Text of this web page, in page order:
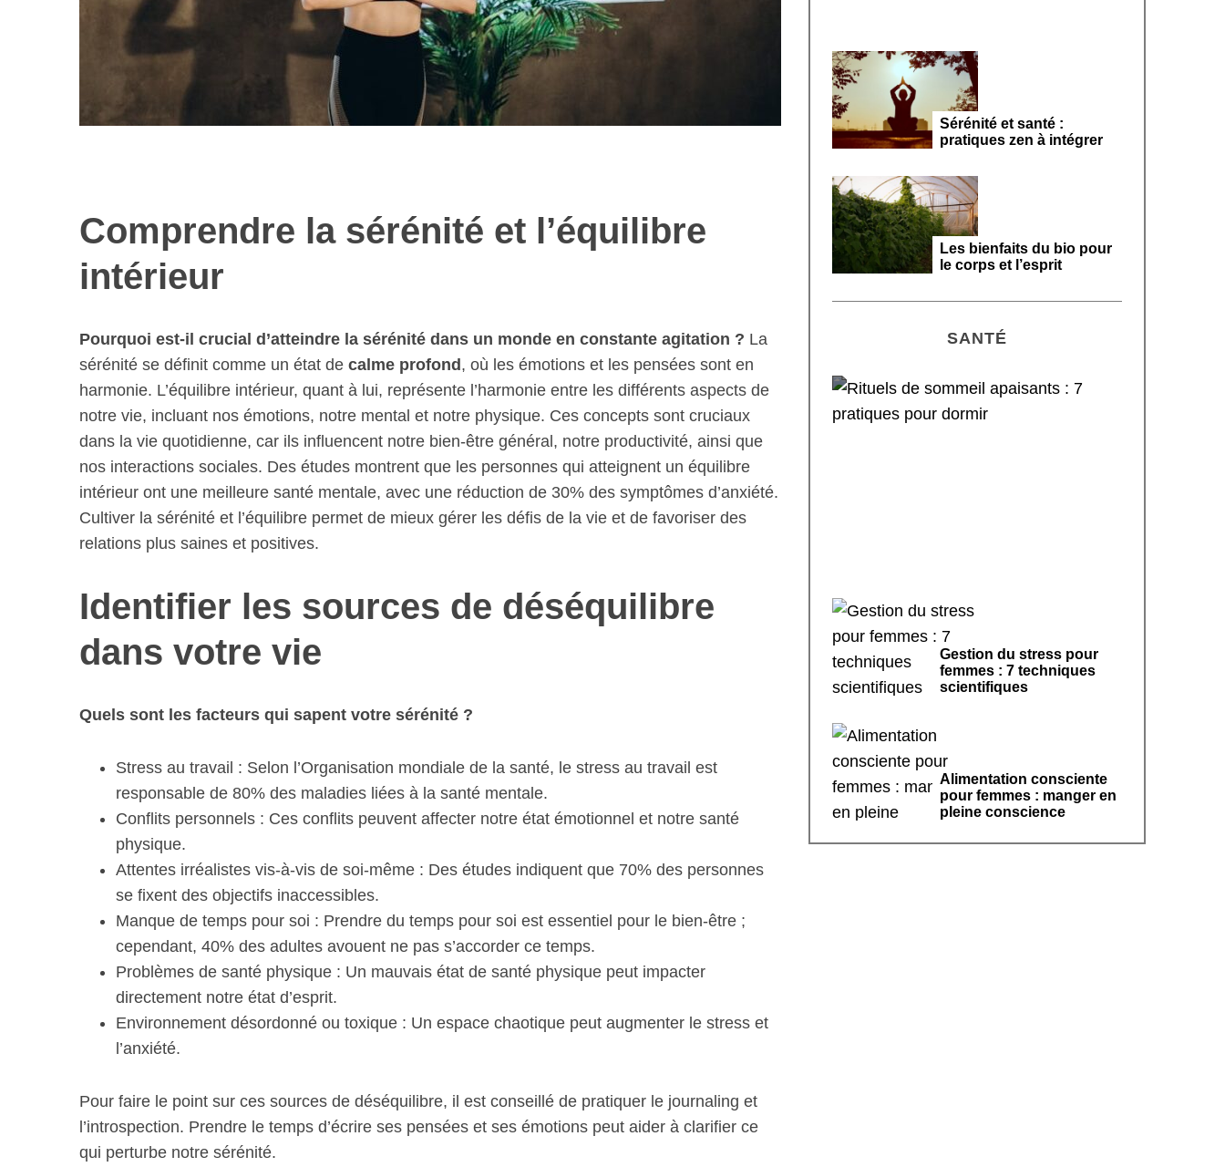
Comprendre la sérénité et l’équilibre
intérieur
Pourquoi est-il crucial d’atteindre la sérénité dans un monde en constante agitation ? La
sérénité se définit comme un état de calme profond , où les émotions et les pensées sont en
harmonie. L’équilibre intérieur, quant à lui, représente l’harmonie entre les différents aspects de
notre vie, incluant nos émotions, notre mental et notre physique. Ces concepts sont cruciaux
dans la vie quotidienne, car ils influencent notre bien-être général, notre productivité, ainsi que
nos interactions sociales. Des études montrent que les personnes qui atteignent un équilibre
intérieur ont une meilleure santé mentale, avec une réduction de 30% des symptômes d’anxiété.
Cultiver la sérénité et l’équilibre permet de mieux gérer les défis de la vie et de favoriser des
relations plus saines et positives.
Identifier les sources de déséquilibre
dans votre vie
Quels sont les facteurs qui sapent votre sérénité ?
Stress au travail : Selon l’Organisation mondiale de la santé, le stress au travail est
responsable de 80% des maladies liées à la santé mentale.
Conflits personnels : Ces conflits peuvent affecter notre état émotionnel et notre santé
physique.
Attentes irréalistes vis-à-vis de soi-même : Des études indiquent que 70% des personnes
se fixent des objectifs inaccessibles.
Manque de temps pour soi : Prendre du temps pour soi est essentiel pour le bien-être ;
cependant, 40% des adultes avouent ne pas s’accorder ce temps.
Problèmes de santé physique : Un mauvais état de santé physique peut impacter
directement notre état d’esprit.
Environnement désordonné ou toxique : Un espace chaotique peut augmenter le stress et
l’anxiété.
Pour faire le point sur ces sources de déséquilibre, il est conseillé de pratiquer le journaling et
l’introspection. Prendre le temps d’écrire ses pensées et ses émotions peut aider à clarifier ce
qui perturbe notre sérénité.
Sérénité et santé :
pratiques zen à intégrer
Les bienfaits du bio pour
le corps et l’esprit
SANTÉ
Gestion du stress pour
femmes : 7 techniques
scientifiques
Alimentation consciente
pour femmes : manger en
pleine conscience
e
a
r
f